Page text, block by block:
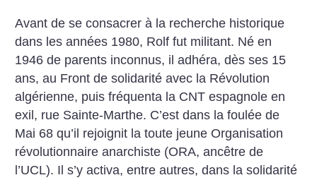
Avant de se consacrer à la re­cherche historique
dans les années 1980, Rolf fut militant. Né en
1946 de parents inconnus, il adhéra, dès ses 15
ans, au Front de solidarité avec la Révolution
algérienne, puis fréquenta la CNT espagnole en
exil, rue Sainte-Marthe. C’est dans la foulée de
Mai 68 qu’il rejoignit la toute jeune Organisation
révolutionnaire anarchiste (ORA, ancêtre de
l’UCL). Il s’y activa, entre autres, dans la solidarité